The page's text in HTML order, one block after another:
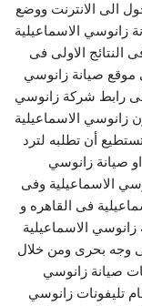
الى الانترنت ووضع
زانوسي الاسماعيلية
النتائج الاولى فى
موقع صيانة زانوسي
رابط شركة زانوسي
زانوسي الاسماعيلية
أن تطلبه لترد
صيانة زانوسي
الاسماعيلية وفى
فى القاهره و
زانوسي الاسماعيلية
وجه بحرى ومن خلال
صيانة زانوسي
تليفونات زانوسي